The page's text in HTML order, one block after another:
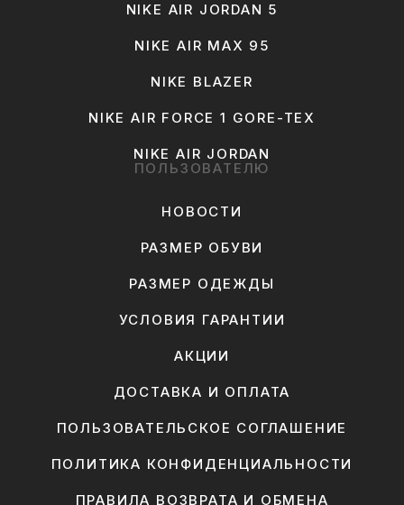
NIKE AIR JORDAN 5
NIKE AIR MAX 95
NIKE BLAZER
NIKE AIR FORCE 1 GORE-TEX
NIKE AIR JORDAN
ПОЛЬЗОВАТЕЛЮ
НОВОСТИ
РАЗМЕР ОБУВИ
РАЗМЕР ОДЕЖДЫ
УСЛОВИЯ ГАРАНТИИ
АКЦИИ
ДОСТАВКА И ОПЛАТА
ПОЛЬЗОВАТЕЛЬСКОЕ СОГЛАШЕНИЕ
ПОЛИТИКА КОНФИДЕНЦИАЛЬНОСТИ
ПРАВИЛА ВОЗВРАТА И ОБМЕНА